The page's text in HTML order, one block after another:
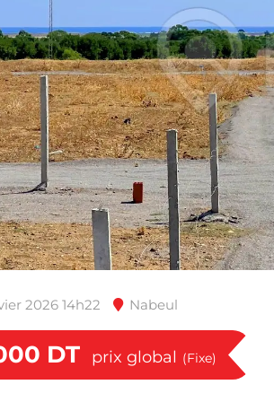
2026 14h22 Nabeul
DT prix global (Fixe)